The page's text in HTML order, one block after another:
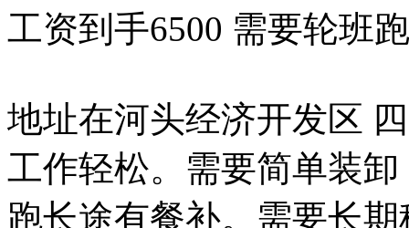
工资到手6500 需要轮班
地址在河头经济开发区
工作轻松。需要简单装
跑长途有餐补。需要长